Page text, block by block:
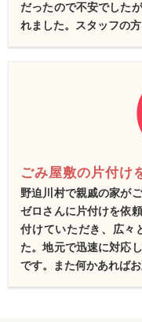
だったので不安でした
れました。スタッフの
ごみ屋敷の片付け
野迫川村で親戚の家が
ゼロさんに片付けを依
付けていただき、広々
た。地元で迅速に対応
です。また何かあれば